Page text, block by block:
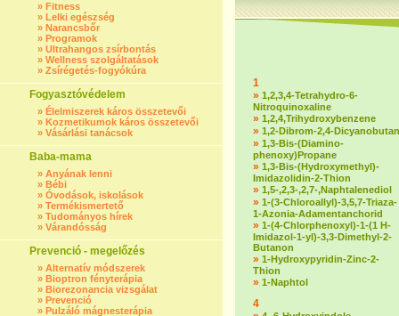
» Fitness
» Lelki egészség
» Narancsbőr
» Programok
» Ultrahangos zsírbontás
» Wellness szolgáltatások
» Zsírégetés-fogyókúra
Fogyasztóvédelem
» Élelmiszerek káros összetevői
» Kozmetikumok káros összetevői
» Vásárlási tanácsok
Baba-mama
» Anyának lenni
» Bébi
» Óvodások, iskolások
» Termékismertető
» Tudományos hírek
» Várandósság
Prevenció - megelőzés
» Alternatív módszerek
» Bioptron fényterápia
» Biorezonancia vizsgálat
» Prevenció
» Pulzáló mágnesterápia
1
» 1,2,3,4-Tetrahydro-6-
Nitroquinoxaline
» 1,2,4,Trihydroxybenzene
» 1,2-Dibrom-2,4-Dicyanobutan
» 1,3-Bis-(Diamino-
phenoxy)Propane
» 1,3-Bis-(Hydroxymethyl)-
Imidazolidin-2-Thion
» 1,5-,2,3-,2,7-,Naphtalenediol
» 1-(3-Chloroallyl)-3,5,7-Triaza-
1-Azonia-Adamentanchorid
» 1-(4-Chlorphenoxyl)-1-(1 H-
Imidazol-1-yl)-3,3-Dimethyl-2-
Butanon
» 1-Hydroxypyridin-Zinc-2-
Thion
» 1-Naphtol
4